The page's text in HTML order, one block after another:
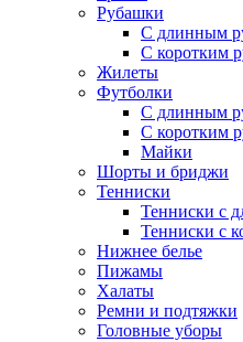
Рубашки
С длинным
С коротким
Жилеты
Футболки
С длинным
С коротким
Майки
Шорты и бриджи
Тенниски
Тенниски с
Тенниски с
Нижнее белье
Пижамы
Халаты
Ремни и подтяжки
Головные уборы